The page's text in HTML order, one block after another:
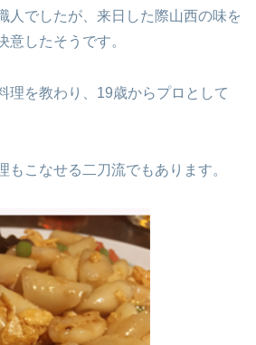
人でしたが、来日した際山西の味を
意したそうです。
理を教わり、19歳からプロとして
もこなせる二刀流でもあります。